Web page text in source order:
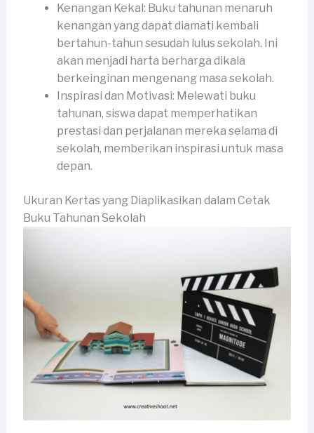
Kenangan Kekal: Buku tahunan menaruh
kenangan yang dapat diamati kembali
bertahun-tahun sesudah lulus sekolah. Ini
akan menjadi harta berharga dikala
berkeinginan mengenang masa sekolah.
Inspirasi dan Motivasi: Melewati buku
tahunan, siswa dapat memperhatikan
prestasi dan perjalanan mereka selama di
sekolah, memberikan inspirasi untuk masa
depan.
Ukuran Kertas yang Diaplikasikan dalam Cetak
Buku Tahunan Sekolah